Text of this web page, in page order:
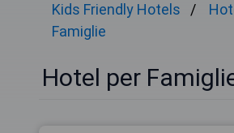
Kids Friendly Hotels
Famiglie
Hotel per